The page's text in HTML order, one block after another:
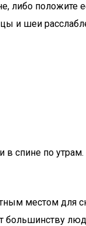
либо
шеи
спине по
местом для
большинству